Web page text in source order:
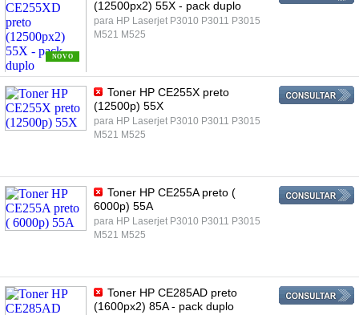
NOVO
(12500px2) 55X - pack duplo
para HP Laserjet P3010 P3011 P3015
M521 M525
Toner HP CE255X preto
(12500p) 55X
para HP Laserjet P3010 P3011 P3015
M521 M525
Toner HP CE255A preto (
6000p) 55A
para HP Laserjet P3010 P3011 P3015
M521 M525
Toner HP CE285AD preto
(1600px2) 85A - pack duplo